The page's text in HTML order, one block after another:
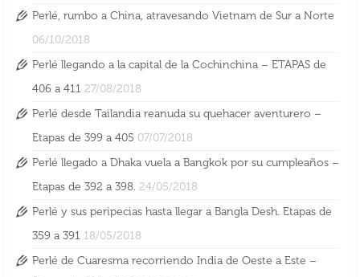
Perlé, rumbo a China, atravesando Vietnam de Sur a Norte
06/10/2018
Perlé llegando a la capital de la Cochinchina – ETAPAS de
406 a 411 27/08/2018
Perlé desde Tailandia reanuda su quehacer aventurero –
Etapas de 399 a 405 07/07/2018
Perlé llegado a Dhaka vuela a Bangkok por su cumpleaños –
Etapas de 392 a 398. 24/05/2018
Perlé y sus peripecias hasta llegar a Bangla Desh. Etapas de
359 a 391 18/05/2018
Perlé de Cuaresma recorriendo India de Oeste a Este –